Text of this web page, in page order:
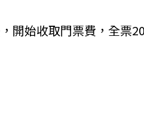
開始收取門票費，全票